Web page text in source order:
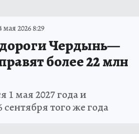
мая 2026 8:29
Чердынь—
более 22 млн
1 мая 2027 года и
сентября того же года